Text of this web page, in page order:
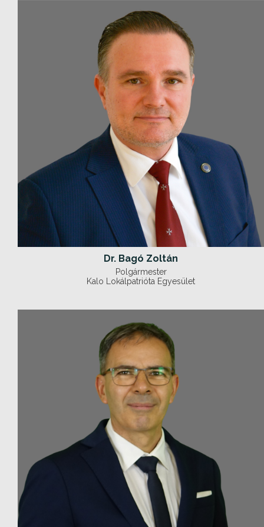
Dr. Bagó Zoltán
Polgármester
Kalo Lokálpatrióta Egyesület